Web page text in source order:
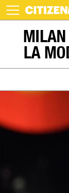
contentLA